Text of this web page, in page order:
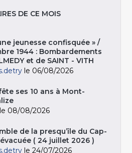
DE CE MOIS
jeunesse confisquée » /
1944 : Bombardements
et de SAINT - VITH
le 06/08/2026
ses 10 ans à Mont-
le 08/08/2026
de la presqu’île du Cap-
( 24 juillet 2026 )
le 24/07/2026